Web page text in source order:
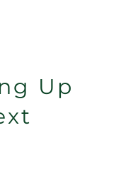
Up